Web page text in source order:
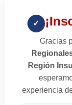
✓
Gracias
Región
experiencia